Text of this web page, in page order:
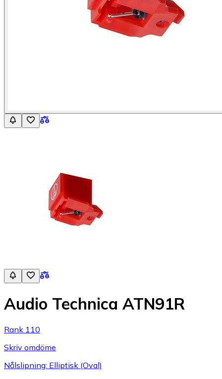
Audio Technica ATN91R
Rank 110
Skriv omdöme
Nålslipning: Elliptisk (Oval)